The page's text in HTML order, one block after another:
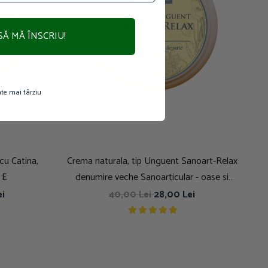
Catina,
Crema naturala, tip Unguent Sanoart-Relax
denumire veche Sanoarticular - oase si
articulatii
40,00 Lei28,00 Lei
MĂ ÎNSCRIU!
mai târziu